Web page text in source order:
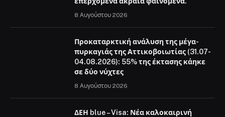
8 Αυγούστου 2026
Προκαταρκτική ανάλυση της μέγα-
πυρκαγιάς της Αττικοβοιωτίας (31.07-
04.08.2026): 55% της έκτασης κάηκε
σε δύο νύχτες
8 Αυγούστου 2026
ΔΕΗ blue – Visa: Νέα καλοκαιρινή